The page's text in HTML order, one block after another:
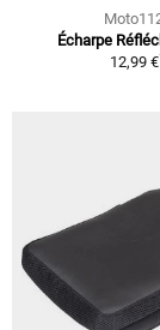
Écharpe
12,99 €